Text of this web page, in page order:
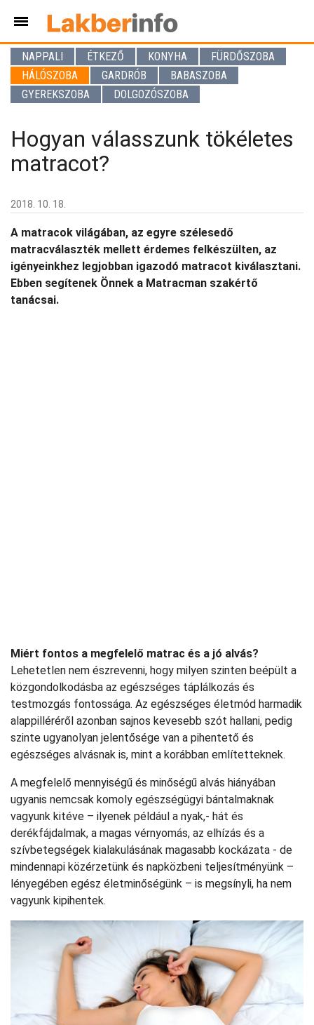
NAPPALI ÉTKEZŐ KONYHA
FÜRDŐSZOBA
HÁLÓSZOBA
GARDRÓB
BABASZOBA
GYEREKSZOBA
DOLGOZÓSZOBA
Hogyan válasszunk tökéletes
matracot?
2018. 10. 18.
A matracok világában, az egyre szélesedő
matracválaszték mellett érdemes felkészülten, az
igényeinkhez legjobban igazodó matracot kiválasztani.
Ebben segítenek Önnek a Matracman szakértő
tanácsai.
Miért fontos a megfelelő matrac és a jó alvás?
Lehetetlen nem észrevenni, hogy milyen szinten beépült a
közgondolkodásba az egészséges táplálkozás és
testmozgás fontossága. Az egészséges életmód harmadik
alappilléréről azonban sajnos kevesebb szót hallani, pedig
szinte ugyanolyan jelentősége van a pihentető és
egészséges alvásnak is, mint a korábban említetteknek.
A megfelelő mennyiségű és minőségű alvás hiányában
ugyanis nemcsak komoly egészségügyi bántalmaknak
vagyunk kitéve – ilyenek például a nyak,- hát és
derékfájdalmak, a magas vérnyomás, az elhízás és a
szívbetegségek kialakulásának magasabb kockázata - de
mindennapi közérzetünk és napközbeni teljesítményünk –
lényegében egész életminőségünk – is megsínyli, ha nem
vagyunk kipihentek.